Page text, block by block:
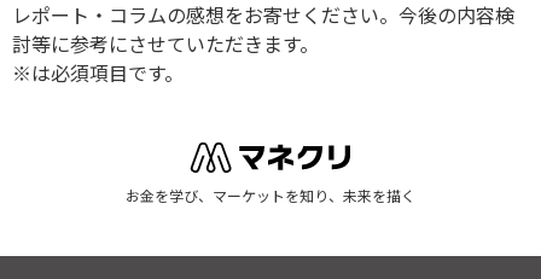
レポート・コラムの感想をお寄せください。今後の内容検
討等に参考にさせていただきます。
※は必須項目です。
お金を学び、マーケットを知り、未来を描く